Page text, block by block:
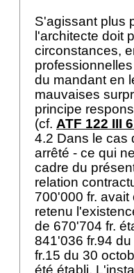
S'agissant plus
l'architecte doit
circonstances,
du mandant en
mauvaises
principe
(cf. ATF 122 III
4.2 Dans le cas
arrêté - ce qui
cadre du
relation
700'000 fr.
retenu
de 670'704 fr.
841'036 fr.94
fr.15 du 30
été établi.